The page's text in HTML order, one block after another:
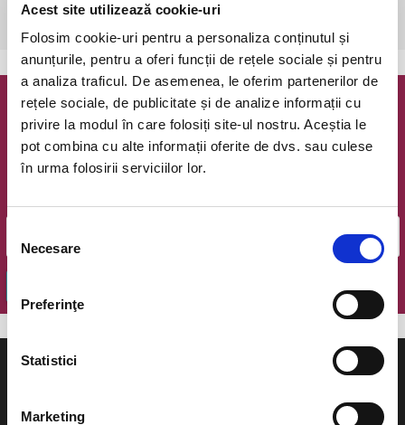
Acest site utilizează cookie-uri
Folosim cookie-uri pentru a personaliza conținutul și
anunțurile, pentru a oferi funcții de rețele sociale și pentru
a analiza traficul. De asemenea, le oferim partenerilor de
rețele sociale, de publicitate și de analize informații cu
privire la modul în care folosiți site-ul nostru. Aceștia le
pot combina cu alte informații oferite de dvs. sau culese
în urma folosirii serviciilor lor.
consimțământului
Necesare
Preferinţe
Statistici
Marketing
Newsletter @ Bilete.ro
Oferte exclusive si o editie saptamanala cu cele mai noi
evenimente.